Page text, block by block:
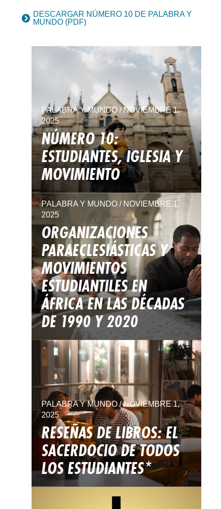
DESCARGAR NÚMERO 10 DE PALABRA Y
MUNDO (PDF)
PALABRA Y MUNDO / NOVIEMBRE 1,
2025
NÚMERO 10:
ESTUDIANTES, IGLESIA Y
MOVIMIENTO
PALABRA Y MUNDO / NOVIEMBRE 1,
2025
ORGANIZACIONES
PARAECLESIÁSTICAS Y
MOVIMIENTOS
ESTUDIANTILES EN
ÁFRICA EN LAS DÉCADAS
DE 1990 Y 2020
PALABRA Y MUNDO / NOVIEMBRE 1,
2025
RESEÑAS DE LIBROS: EL
SACERDOCIO DE TODOS
LOS ESTUDIANTES*